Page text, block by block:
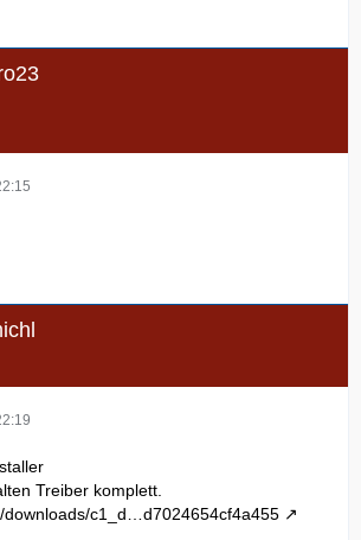
Treiber komplett.
downloads/c1_d…d7024654cf4a455